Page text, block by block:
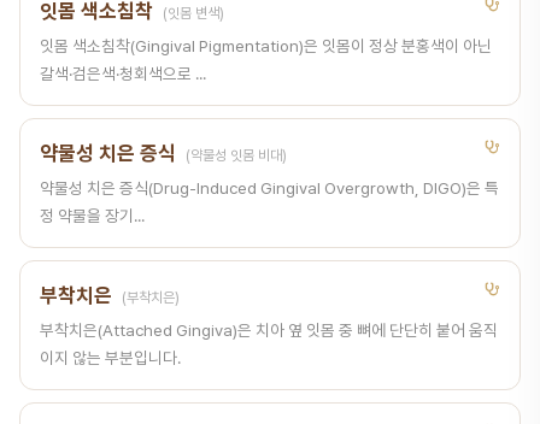
잇몸 색소침착 (잇몸 변색)
잇몸 색소침착(Gingival Pigmentation)은 잇몸이 정상 분홍색이 아닌
갈색·검은색·청회색으로 ...
약물성 치은 증식 (약물성 잇몸 비대)
약물성 치은 증식(Drug-Induced Gingival Overgrowth, DIGO)은 특
정 약물을 장기...
부착치은 (부착치은)
부착치은(Attached Gingiva)은 치아 옆 잇몸 중 뼈에 단단히 붙어 움직
이지 않는 부분입니다.